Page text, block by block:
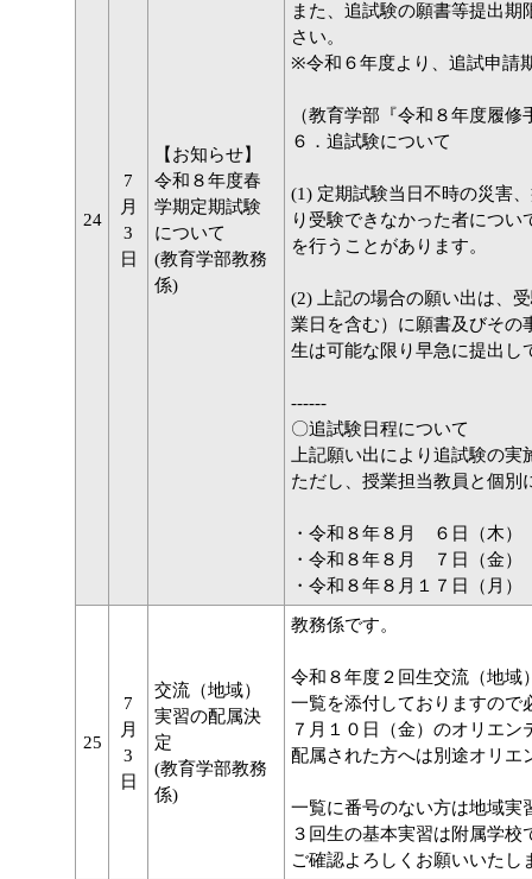
24
7
月
3
日
【お知らせ】
令和８年度春
学期定期試験
について
(教育学部教務
係)
また、追試験の願書等提出
さい。
※令和６年度より、追試申請
（教育学部『令和８年度履
６．追試験について
(1) 定期試験当日不時の災害
り受験できなかった者につ
を行うことがあります。
(2) 上記の場合の願い出は、
業日を含む）に願書及びその
生は可能な限り早急に提出し
------
〇追試験日程について
上記願い出により追試験の
ただし、授業担当教員と個別
・令和８年８月 ６日
・令和８年８月 ７日（金）
・令和８年８月１７日（月）
25
7
月
3
日
交流（地域）
実習の配属決
定
(教育学部教務
係)
教務係です。
令和８年度２回生交流（地域
一覧を添付しておりますので
７月１０日（金）のオリエ
配属された方へは別途オリエ
一覧に番号のない方は地域実
３回生の基本実習は附属学校
ご確認よろしくお願いいたし